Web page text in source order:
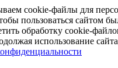
cookie-файлы для
пользоваться сайтом
обработку cookie-
использование